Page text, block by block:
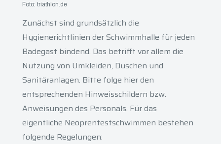
Foto: triathlon.de
Zunächst sind grundsätzlich die
Hygienerichtlinien der Schwimmhalle für jeden
Badegast bindend. Das betrifft vor allem die
Nutzung von Umkleiden, Duschen und
Sanitäranlagen. Bitte folge hier den
entsprechenden Hinweisschildern bzw.
Anweisungen des Personals. Für das
eigentliche Neoprentestschwimmen bestehen
folgende Regelungen: